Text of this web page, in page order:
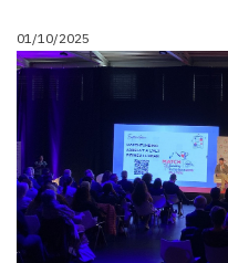
01/10/2025